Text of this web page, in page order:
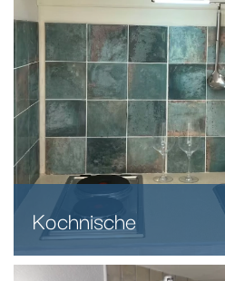
Kochnische